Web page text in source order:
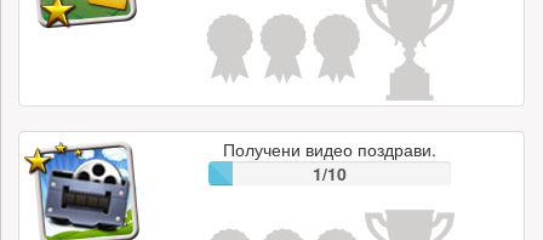
Получени видео поздрави.
1/10